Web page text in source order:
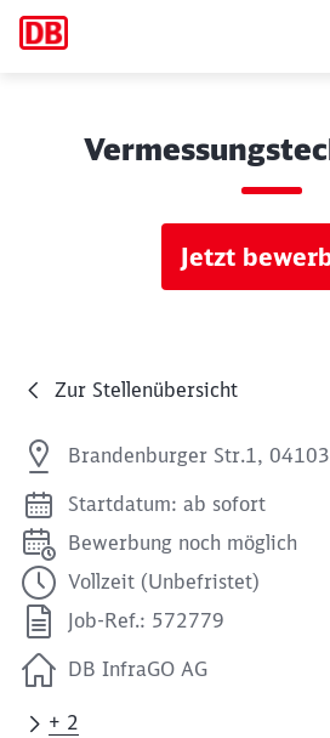
Jetzt
Zur Stellenübersicht
Brandenburger Str.1,
Startdatum: ab sofort
Bewerbung noch möglich
Vollzeit (Unbefristet)
Job-Ref.: 572779
DB InfraGO AG
+ 2